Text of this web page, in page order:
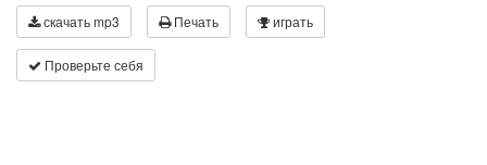
скачать mp3 Печать играть
Проверьте себя